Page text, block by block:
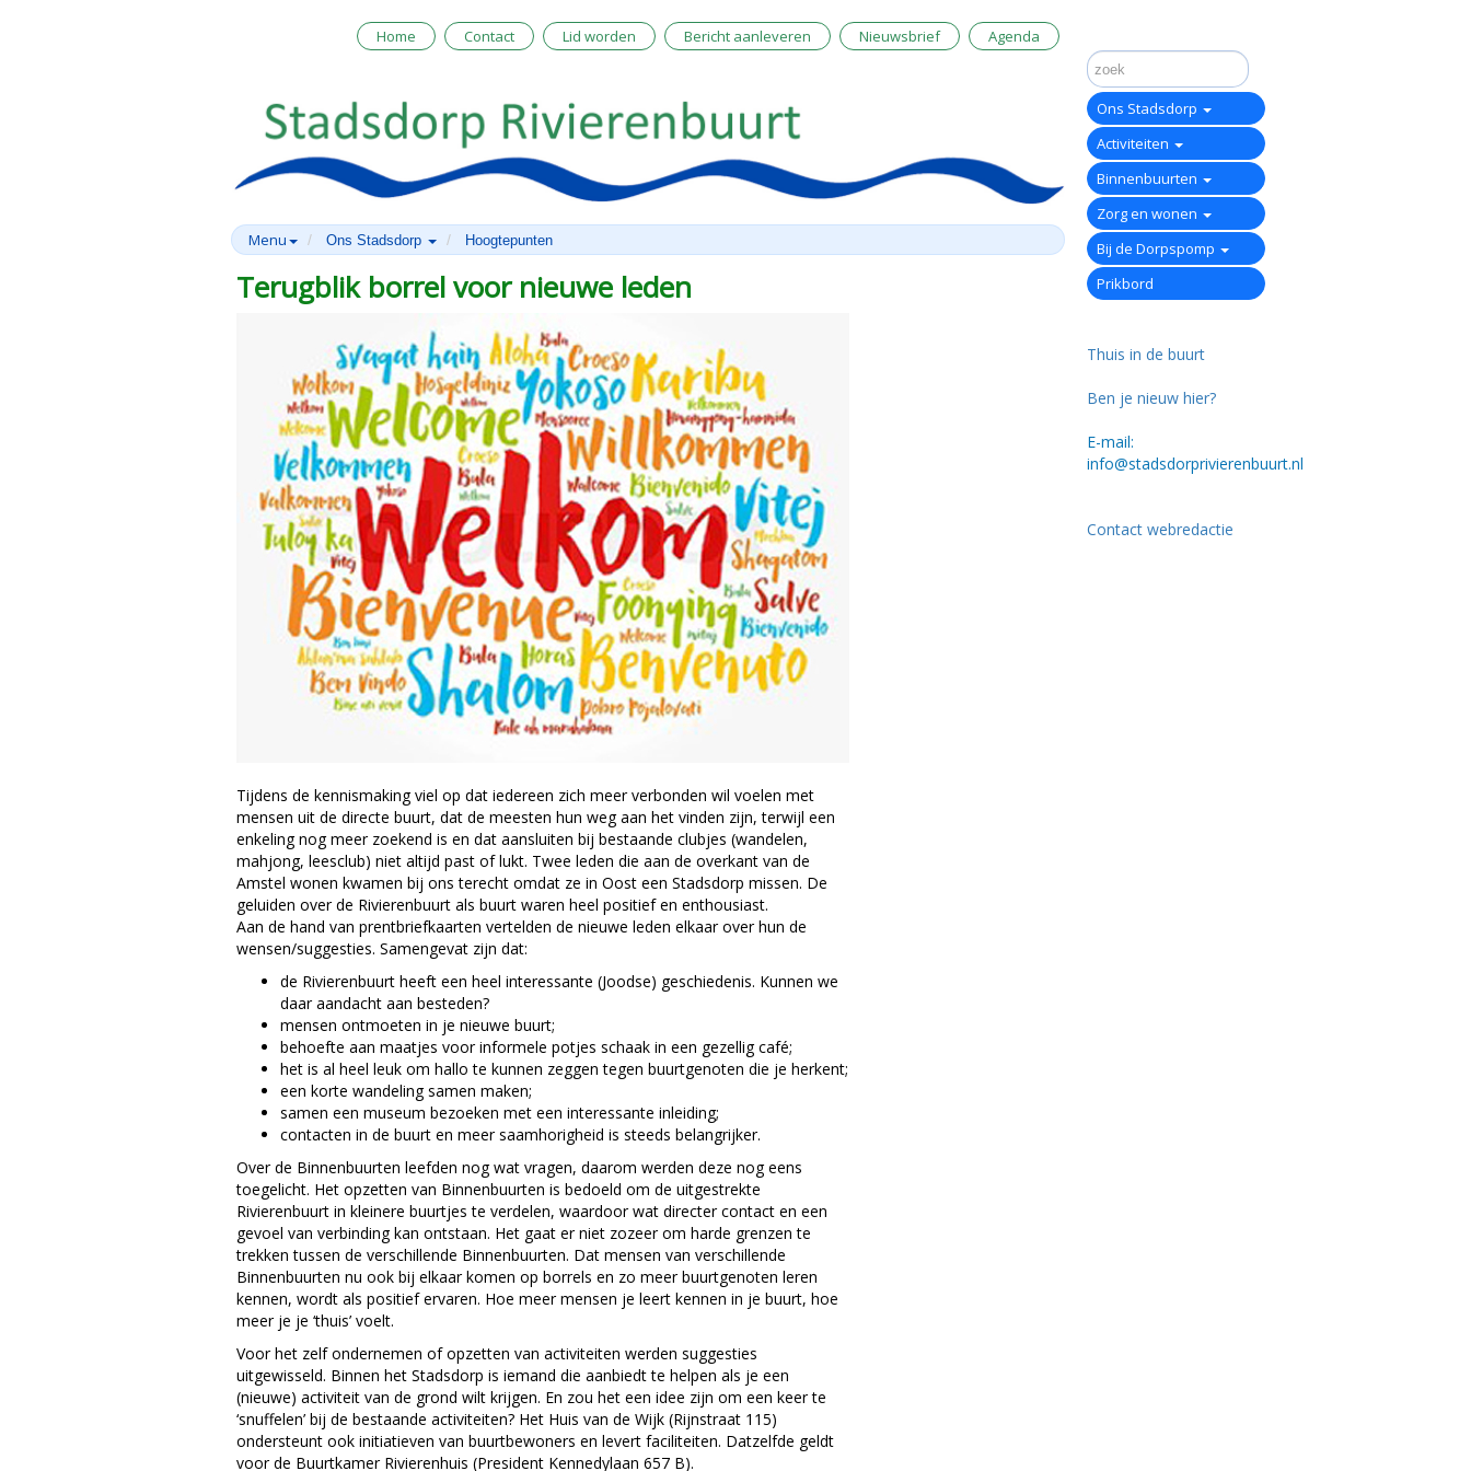
Home Contact Lid worden Bericht aanleveren Nieuwsbrief Agenda
Menu Ons Stadsdorp Hoogtepunten
Terugblik borrel voor nieuwe leden
Tijdens de kennismaking viel op dat iedereen zich meer verbonden wil voelen met
mensen uit de directe buurt, dat de meesten hun weg aan het vinden zijn, terwijl een
enkeling nog meer zoekend is en dat aansluiten bij bestaande clubjes (wandelen,
mahjong, leesclub) niet altijd past of lukt. Twee leden die aan de overkant van de
Amstel wonen kwamen bij ons terecht omdat ze in Oost een Stadsdorp missen. De
geluiden over de Rivierenbuurt als buurt waren heel positief en enthousiast.
Aan de hand van prentbriefkaarten vertelden de nieuwe leden elkaar over hun de
wensen/suggesties. Samengevat zijn dat:
de Rivierenbuurt heeft een heel interessante (Joodse) geschiedenis. Kunnen we
daar aandacht aan besteden?
mensen ontmoeten in je nieuwe buurt;
behoefte aan maatjes voor informele potjes schaak in een gezellig café;
het is al heel leuk om hallo te kunnen zeggen tegen buurtgenoten die je herkent;
een korte wandeling samen maken;
samen een museum bezoeken met een interessante inleiding;
contacten in de buurt en meer saamhorigheid is steeds belangrijker.
Over de Binnenbuurten leefden nog wat vragen, daarom werden deze nog eens
toegelicht. Het opzetten van Binnenbuurten is bedoeld om de uitgestrekte
Rivierenbuurt in kleinere buurtjes te verdelen, waardoor wat directer contact en een
gevoel van verbinding kan ontstaan. Het gaat er niet zozeer om harde grenzen te
trekken tussen de verschillende Binnenbuurten. Dat mensen van verschillende
Binnenbuurten nu ook bij elkaar komen op borrels en zo meer buurtgenoten leren
kennen, wordt als positief ervaren. Hoe meer mensen je leert kennen in je buurt, hoe
meer je je ‘thuis’ voelt.
Voor het zelf ondernemen of opzetten van activiteiten werden suggesties
uitgewisseld. Binnen het Stadsdorp is iemand die aanbiedt te helpen als je een
(nieuwe) activiteit van de grond wilt krijgen. En zou het een idee zijn om een keer te
‘snuffelen’ bij de bestaande activiteiten? Het Huis van de Wijk (Rijnstraat 115)
ondersteunt ook initiatieven van buurtbewoners en levert faciliteiten. Datzelfde geldt
voor de Buurtkamer Rivierenhuis (President Kennedylaan 657 B).
Ons Stadsdorp
Activiteiten
Binnenbuurten
Zorg en wonen
Bij de Dorpspomp
Prikbord
Thuis in de buurt
Ben je nieuw hier?
E-mail:
info@stadsdorprivierenbuurt.nl
Contact webredactie